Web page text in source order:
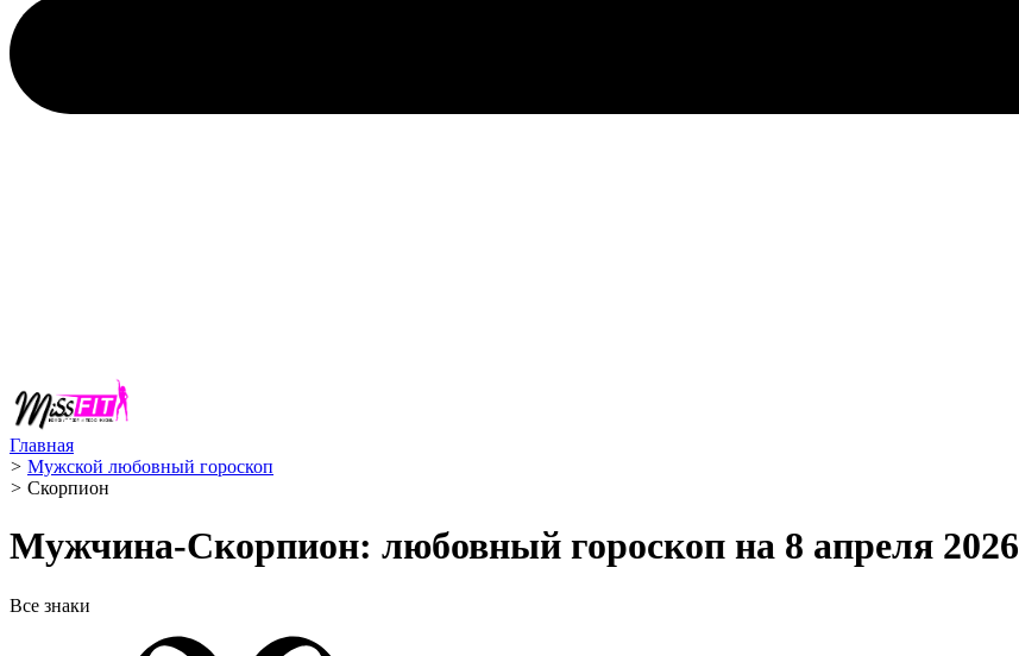
Главная
> Мужской любовный гороскоп
> Скорпион ️
Мужчина-Скорпион: любовный гороскоп на 8 апреля 2026
Все знаки